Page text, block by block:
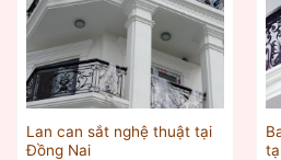
Lan can sắt nghệ thuật tại
Đồng Nai